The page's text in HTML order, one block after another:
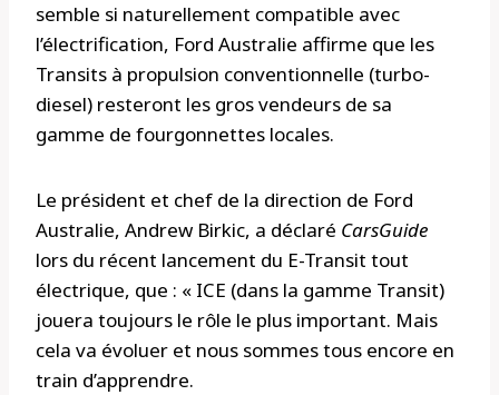
semble si naturellement compatible avec
l’électrification, Ford Australie affirme que les
Transits à propulsion conventionnelle (turbo-
diesel) resteront les gros vendeurs de sa
gamme de fourgonnettes locales.
Le président et chef de la direction de Ford
Australie, Andrew Birkic, a déclaré CarsGuide
lors du récent lancement du E-Transit tout
électrique, que : « ICE (dans la gamme Transit)
jouera toujours le rôle le plus important. Mais
cela va évoluer et nous sommes tous encore en
train d’apprendre.